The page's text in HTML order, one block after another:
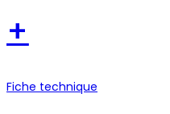
+
Fiche technique